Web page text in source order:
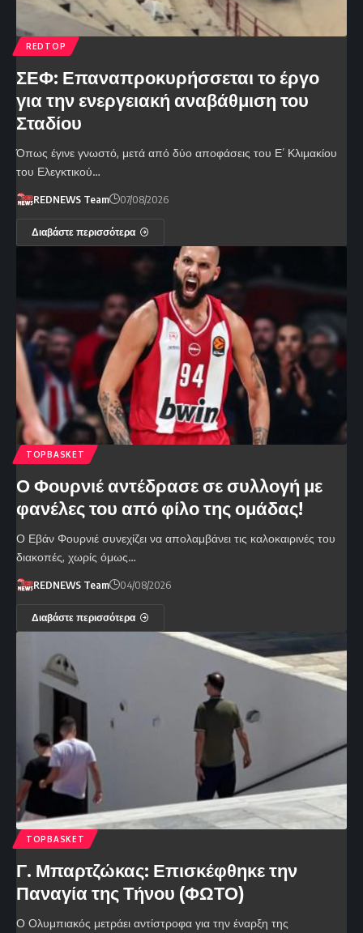
REDTOP
ΣΕΦ: Επαναπροκυρήσσεται το έργο
για την ενεργειακή αναβάθμιση του
Σταδίου
Όπως έγινε γνωστό, μετά από δύο αποφάσεις του Ε’ Κλιμακίου
του Ελεγκτικού…
REDNEWS Team 07/08/2026
Διαβάστε περισσότερα
TOPBASKET
Ο Φουρνιέ αντέδρασε σε συλλογή με
φανέλες του από φίλο της ομάδας!
Ο Εβάν Φουρνιέ συνεχίζει να απολαμβάνει τις καλοκαιρινές του
διακοπές, χωρίς όμως…
REDNEWS Team 04/08/2026
Διαβάστε περισσότερα
TOPBASKET
Γ. Μπαρτζώκας: Επισκέφθηκε την
Παναγία της Τήνου (ΦΩΤΟ)
Ο Ολυμπιακός μετράει αντίστροφα για την έναρξη της